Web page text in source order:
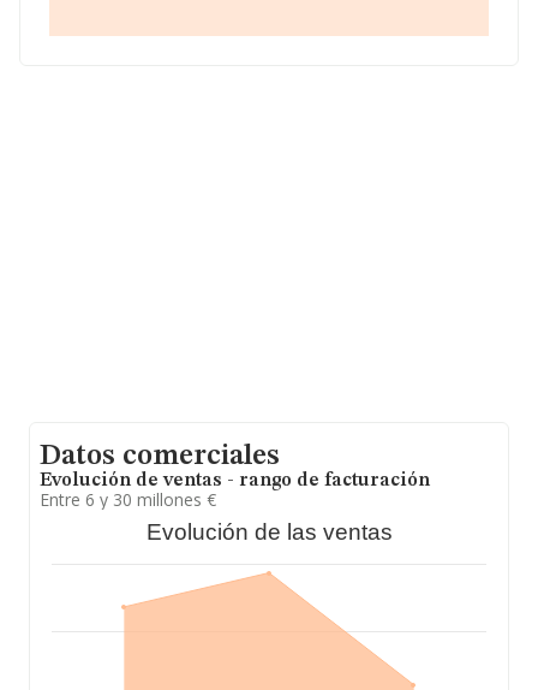
Para ponerse en contacto con sus oficinas, la empresa
Datos comerciales
Evolución de ventas - rango de facturación
Entre 6 y 30 millones €
Evolución de las ventas